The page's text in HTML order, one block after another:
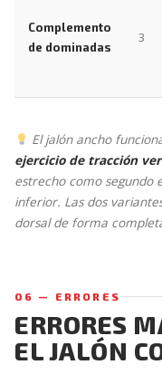
Complemento
de dominadas
3
El jalón ancho
ejercicio de tracción
estrecho como segundo
inferior. Las dos
dorsal de forma
06 — ERRORES
ERRORES
EL JALÓN